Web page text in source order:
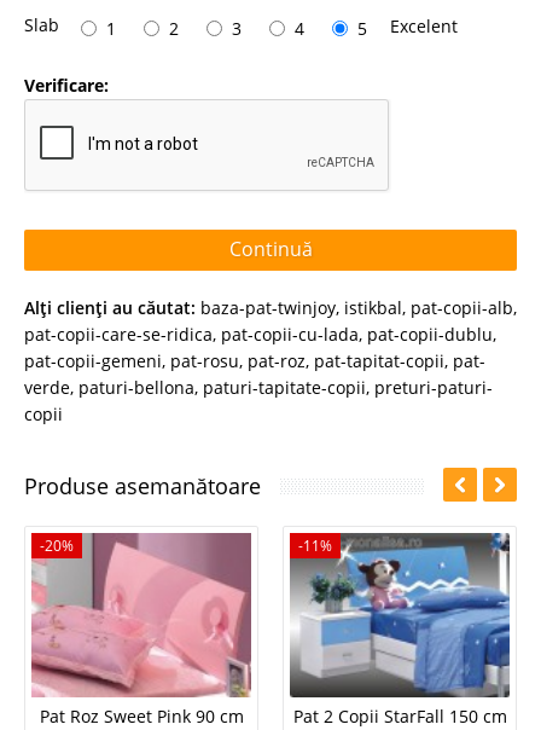
Slab
1 2 3 4 5 Excelent
Verificare:
Continuă
Alţi clienţi au căutat: baza-pat-twinjoy, istikbal, pat-copii-alb,
pat-copii-care-se-ridica, pat-copii-cu-lada, pat-copii-dublu,
pat-copii-gemeni, pat-rosu, pat-roz, pat-tapitat-copii, pat-
verde, paturi-bellona, paturi-tapitate-copii, preturi-paturi-
copii
Produse asemanătoare
-20%
Pat Roz Sweet Pink 90 cm
-11%
Pat 2 Copii StarFall 150 cm